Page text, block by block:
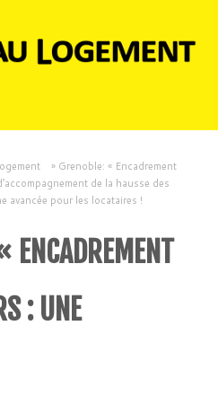
» Grenoble: « Encadrement
de la hausse des
avancée pour les locataires !
ENCADREMENT
: UNE